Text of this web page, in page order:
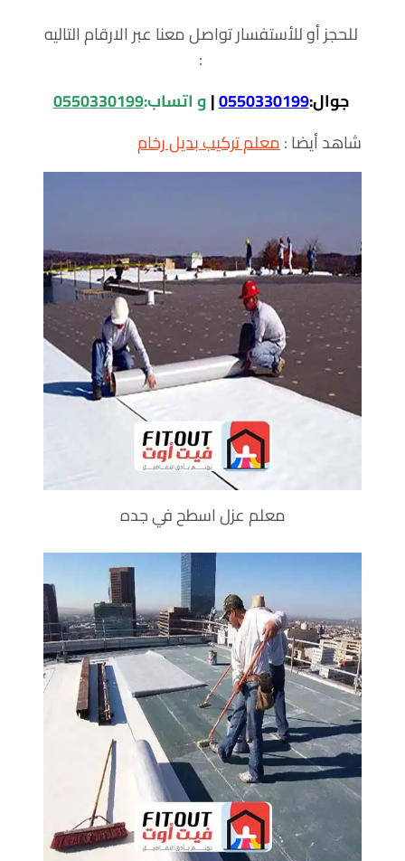
للحجز أو للأستفسار تواصل معنا عبر الارقام التاليه
:
جوال:0550330199
|و اتساب:0550330199
شاهد أيضا :معلم تركيب بديل رخام
معلم عزل اسطح في جده